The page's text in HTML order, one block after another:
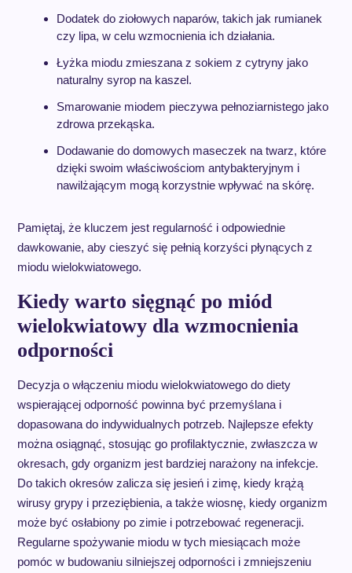
Dodatek do ziołowych naparów, takich jak rumianek
czy lipa, w celu wzmocnienia ich działania.
Łyżka miodu zmieszana z sokiem z cytryny jako
naturalny syrop na kaszel.
Smarowanie miodem pieczywa pełnoziarnistego jako
zdrowa przekąska.
Dodawanie do domowych maseczek na twarz, które
dzięki swoim właściwościom antybakteryjnym i
nawilżającym mogą korzystnie wpływać na skórę.
Pamiętaj, że kluczem jest regularność i odpowiednie
dawkowanie, aby cieszyć się pełnią korzyści płynących z
miodu wielokwiatowego.
Kiedy warto sięgnąć po miód
wielokwiatowy dla wzmocnienia
odporności
Decyzja o włączeniu miodu wielokwiatowego do diety
wspierającej odporność powinna być przemyślana i
dopasowana do indywidualnych potrzeb. Najlepsze efekty
można osiągnąć, stosując go profilaktycznie, zwłaszcza w
okresach, gdy organizm jest bardziej narażony na infekcje.
Do takich okresów zalicza się jesień i zimę, kiedy krążą
wirusy grypy i przeziębienia, a także wiosnę, kiedy organizm
może być osłabiony po zimie i potrzebować regeneracji.
Regularne spożywanie miodu w tych miesiącach może
pomóc w budowaniu silniejszej odporności i zmniejszeniu